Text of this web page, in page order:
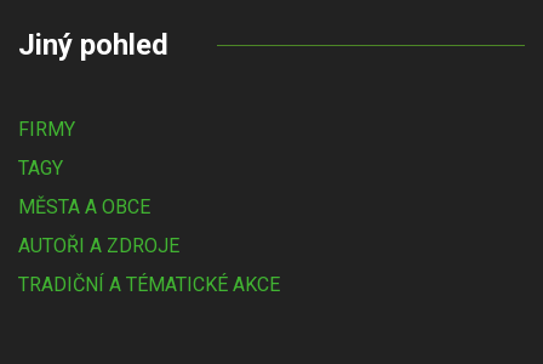
Jiný pohled
FIRMY
TAGY
MĚSTA A OBCE
AUTOŘI A ZDROJE
TRADIČNÍ A TÉMATICKÉ AKCE